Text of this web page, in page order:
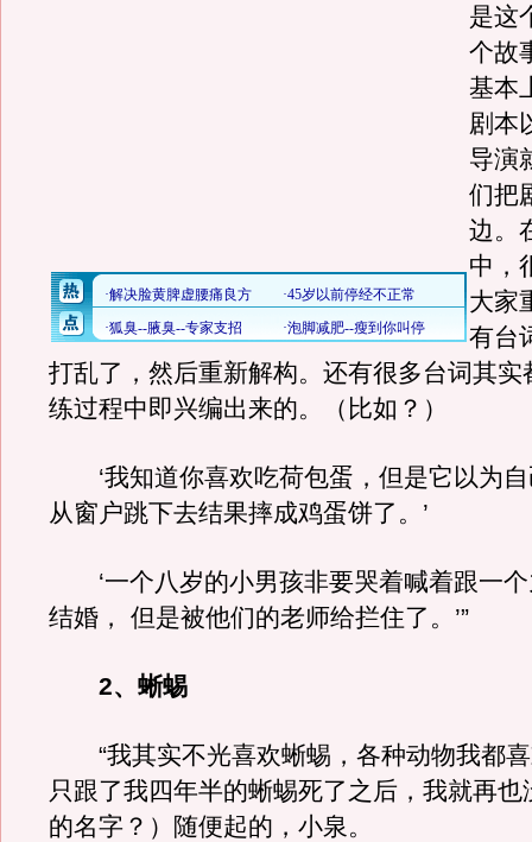
是这
个故
基本
剧本
导演
们把
边。
中，
大家
有台
打乱了，然后重新解构。还有很多台词其实
练过程中即兴编出来的。（比如？）
‘我知道你喜欢吃荷包蛋，但是它以为自
从窗户跳下去结果摔成鸡蛋饼了。’
‘一个八岁的小男孩非要哭着喊着跟一个
结婚， 但是被他们的老师给拦住了。’”
2、蜥蜴
“我其实不光喜欢蜥蜴，各种动物我都喜
只跟了我四年半的蜥蜴死了之后，我就再也
的名字？）随便起的，小泉。